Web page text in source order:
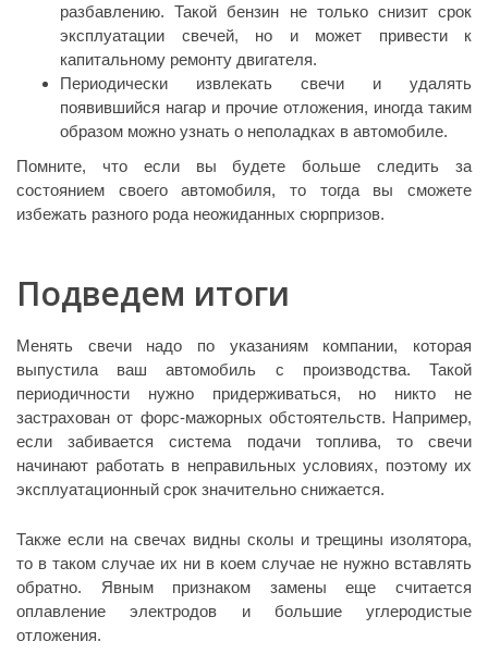
разбавлению. Такой бензин не только снизит срок
эксплуатации свечей, но и может привести к
капитальному ремонту двигателя.
Периодически извлекать свечи и удалять
появившийся нагар и прочие отложения, иногда таким
образом можно узнать о неполадках в автомобиле.
Помните, что если вы будете больше следить за
состоянием своего автомобиля, то тогда вы сможете
избежать разного рода неожиданных сюрпризов.
Подведем итоги
Менять свечи надо по указаниям компании, которая
выпустила ваш автомобиль с производства. Такой
периодичности нужно придерживаться, но никто не
застрахован от форс-мажорных обстоятельств. Например,
если забивается система подачи топлива, то свечи
начинают работать в неправильных условиях, поэтому их
эксплуатационный срок значительно снижается.
Также если на свечах видны сколы и трещины изолятора,
то в таком случае их ни в коем случае не нужно вставлять
обратно. Явным признаком замены еще считается
оплавление электродов и большие углеродистые
отложения.